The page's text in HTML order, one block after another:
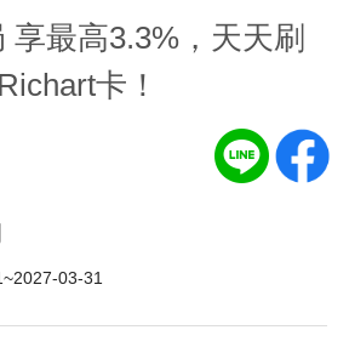
享最高3.3%，天天刷
Richart卡！
03-31